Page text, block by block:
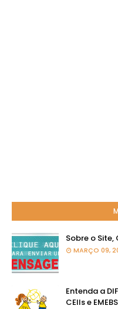
Sobre o
MARÇO 09,
Entenda a
CEIIs e